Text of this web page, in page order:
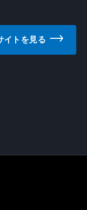
イトを見る